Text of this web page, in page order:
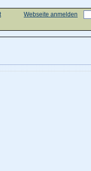
Webseite anmelden